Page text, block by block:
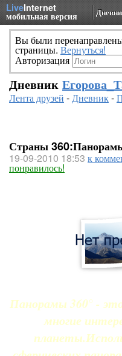
LiveInternet
мобильная версия
Вы были
страницы. Вернуться!
Авторизация
Дневник
Лента друзей -Дневник-
Страны
19-09-2010 18:53 к
понравилось!
Панорамы 360° -
многие